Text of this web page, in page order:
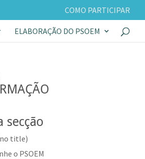
COMO PARTICIPAR
ELABORAÇÃO DO PSOEM
secção
title)
o PSOEM